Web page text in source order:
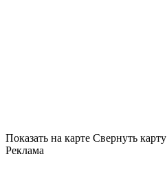
Показать на карте Свернуть карту
Реклама